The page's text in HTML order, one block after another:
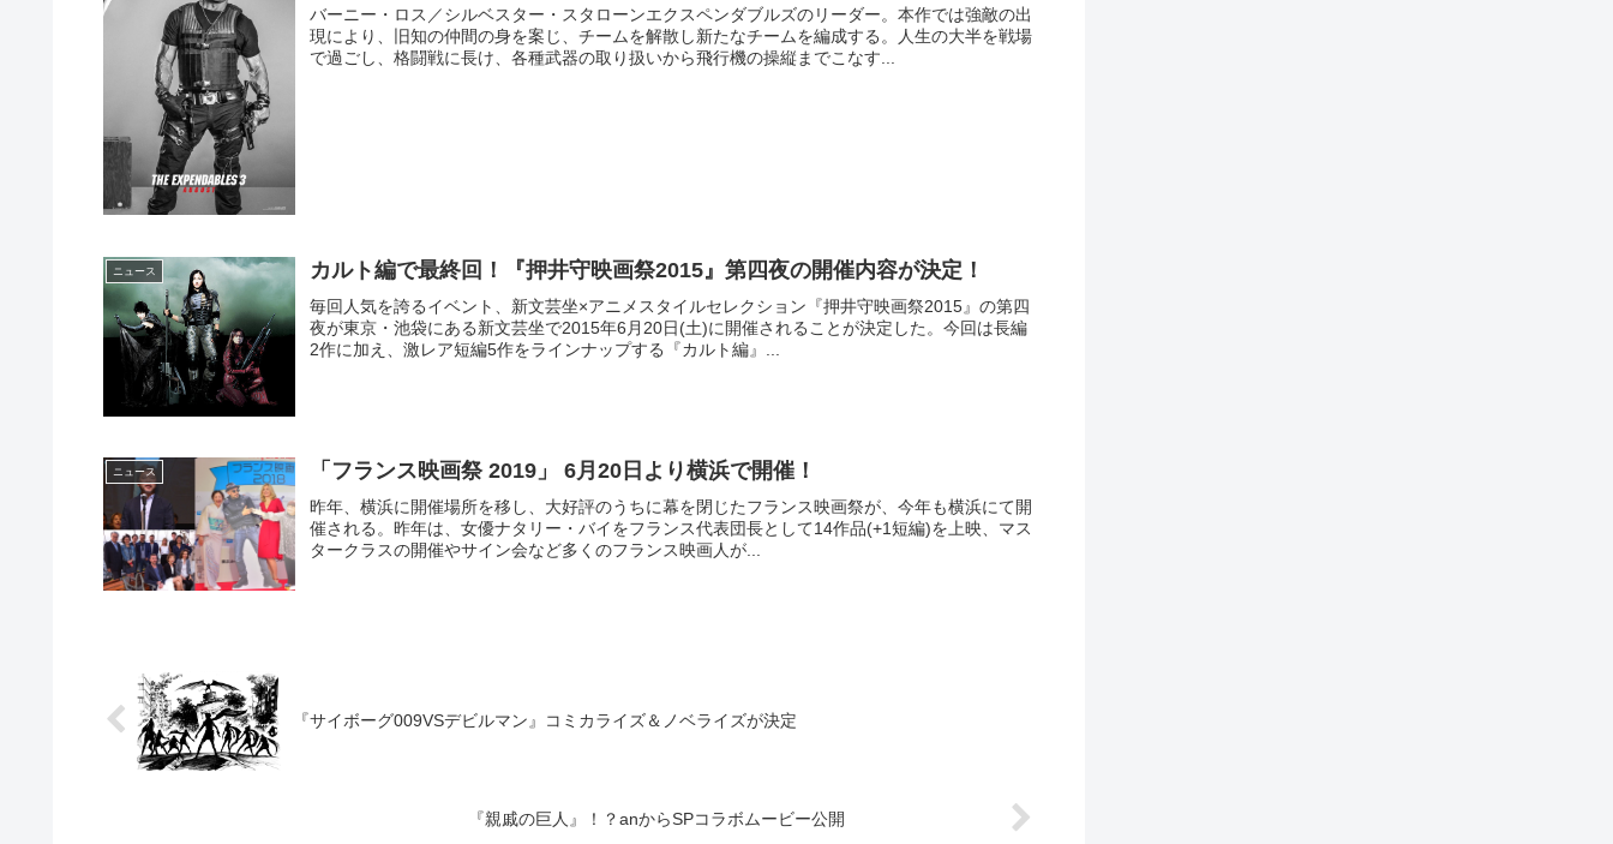
バーニー・ロス／シルベスター・スタローンエクスペンダブルズのリーダー。本作では強敵の出
現により、旧知の仲間の身を案じ、チームを解散し新たなチームを編成する。人生の大半を戦場
で過ごし、格闘戦に長け、各種武器の取り扱いから飛行機の操縦までこなす...
ニュース カルト編で最終回！『押井守映画祭2015』第四夜の開催内容が決定！
毎回人気を誇るイベント、新文芸坐×アニメスタイルセレクション『押井守映画祭2015』の第四
夜が東京・池袋にある新文芸坐で2015年6月20日(土)に開催されることが決定した。今回は長編
2作に加え、激レア短編5作をラインナップする『カルト編』...
ニュース 「フランス映画祭 2019」 6月20日より横浜で開催！
昨年、横浜に開催場所を移し、大好評のうちに幕を閉じたフランス映画祭が、今年も横浜にて開
催される。昨年は、女優ナタリー・バイをフランス代表団長として14作品(+1短編)を上映、マス
タークラスの開催やサイン会など多くのフランス映画人が...
『サイボーグ009VSデビルマン』コミカライズ＆ノベライズが決定
『親戚の巨人』！？anからSPコラボムービー公開